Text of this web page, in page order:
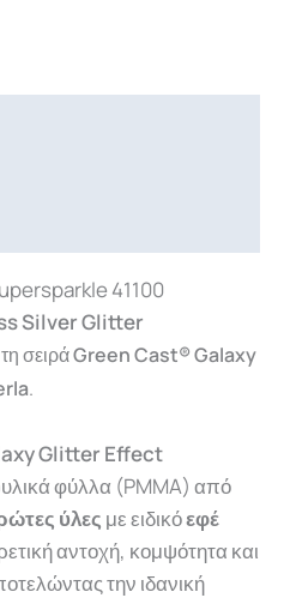
41100
Silver Glitter
σειράGreen Cast® Galaxy
.
Glitter Effect
φύλλα (PMMA) από
ύλες με ειδικόεφέ
αντοχή, κομψότητα και
την ιδανική